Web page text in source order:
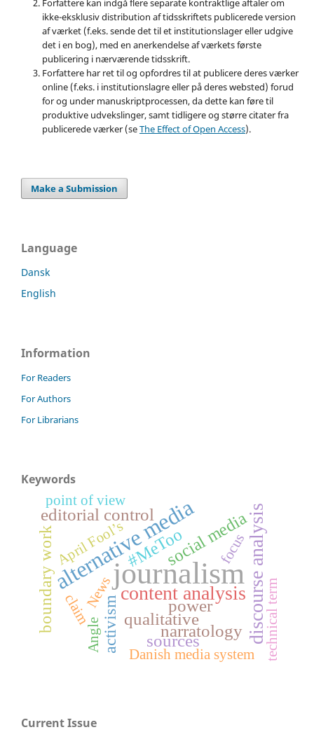
Forfattere kan indgå flere separate kontraktlige aftaler om
ikke-eksklusiv distribution af tidsskriftets publicerede version
af værket (f.eks. sende det til et institutionslager eller udgive
det i en bog), med en anerkendelse af værkets første
publicering i nærværende tidsskrift.
Forfattere har ret til og opfordres til at publicere deres værker
online (f.eks. i institutionslagre eller på deres websted) forud
for og under manuskriptprocessen, da dette kan føre til
produktive udvekslinger, samt tidligere og større citater fra
publicerede værker (seThe Effect of Open Access).
Make a Submission
Language
Dansk
English
Information
For Readers
For Authors
For Librarians
Keywords
journalism
alternative media
content analysisdiscourse analysis
#MeToo
qualitative
power
narratology
activism
editorial control
sources
boundary work social media
News
Danish media system
Angle technical term
claim
focus
point of view
April Fool’s
Current Issue